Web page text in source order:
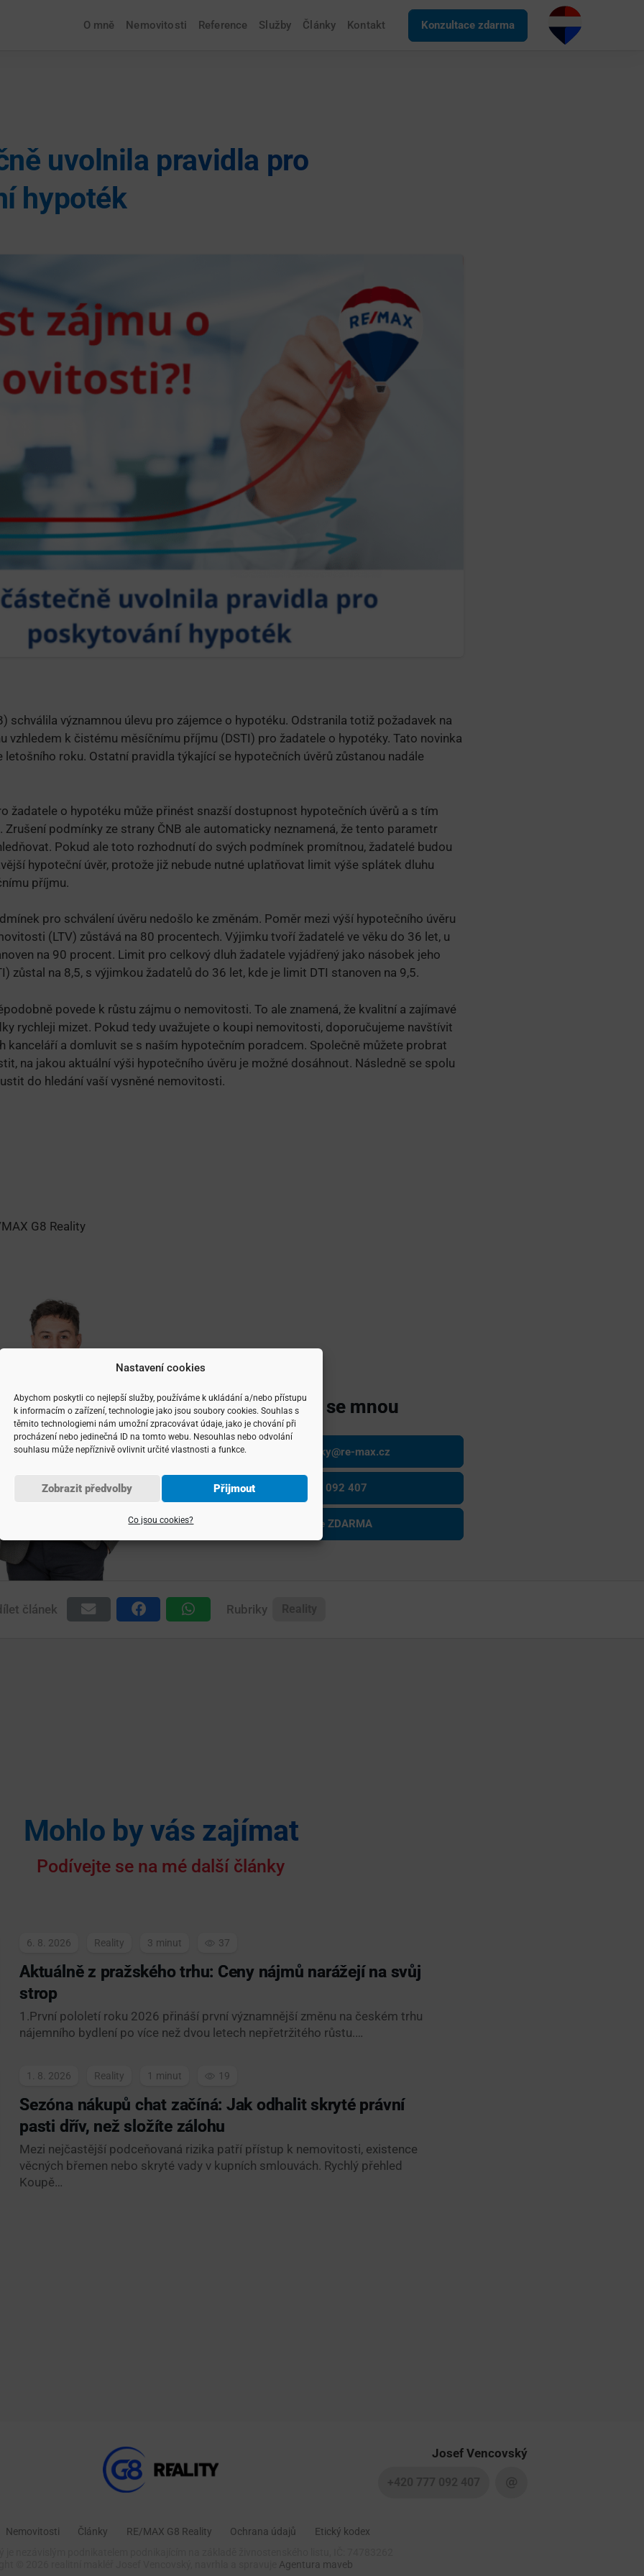
Nastavení cookies
Abychom poskytli co nejlepší služby, používáme k ukládání a/nebo přístupu
k informacím o zařízení, technologie jako jsou soubory cookies. Souhlas s
těmito technologiemi nám umožní zpracovávat údaje, jako je chování při
procházení nebo jedinečná ID na tomto webu. Nesouhlas nebo odvolání
souhlasu může nepříznivě ovlivnit určité vlastnosti a funkce.
Přijmout
Zobrazit předvolby
Co jsou cookies?
O mně Nemovitosti Reference Služby Články Kontakt Konzultace zdarma
uvolnila pravidla pro
hypoték
schválila významnou úlevu pro zájemce o hypotéku. Odstranila totiž požadavek na
vzhledem k čistému měsíčnímu příjmu (DSTI) pro žadatele o hypotéky. Tato novinka
letošního roku. Ostatní pravidla týkající se hypotečních úvěrů zůstanou nadále
žadatele o hypotéku může přinést snazší dostupnost hypotečních úvěrů a s tím
podmínky ze strany ČNB ale automaticky neznamená, že tento parametr
Pokud ale toto rozhodnutí do svých podmínek promítnou, žadatelé budou
hypoteční úvěr, protože již nebude nutné uplatňovat limit výše splátek dluhu
příjmu.
pro schválení úvěru nedošlo ke změnám. Poměr mezi výší hypotečního úvěru
(LTV) zůstává na 80 procentech. Výjimku tvoří žadatelé ve věku do 36 let, u
na 90 procent. Limit pro celkový dluh žadatele vyjádřený jako násobek jeho
zůstal na 8,5, s výjimkou žadatelů do 36 let, kde je limit DTI stanoven na 9,5.
povede k růstu zájmu o nemovitosti. To ale znamená, že kvalitní a zajímavé
rychleji mizet. Pokud tedy uvažujete o koupi nemovitosti, doporučujeme navštívit
kanceláří a domluvit se s naším hypotečním poradcem. Společně můžete probrat
na jakou aktuální výši hypotečního úvěru je možné dosáhnout. Následně se spolu
do hledání vaší vysněné nemovitosti.
G8 Reality
Spojte se se mnou
josef.vencovsky@re-max.cz
+420 777 092 407
Konzultace ZDARMA
článek Rubriky
Mohlo by vás zajímat
Podívejte se na mé další články
6. 8. 2026 Reality 3 37
Aktuálně z pražského trhu: Ceny nájmů narážejí na svůj
strop
1.První pololetí roku 2026 přináší první významnější změnu na českém trhu
nájemního bydlení po více než dvou letech nepřetržitého růstu.…
1. 8. 2026 Reality 1 19
Sezóna nákupů chat začíná: Jak odhalit skryté právní
pasti dřív, než složíte zálohu
Mezi nejčastější podceňovaná rizika patří přístup k nemovitosti, existence
věcných břemen nebo skryté vady v kupních smlouvách. Rychlý přehled
Koupě…
Josef Vencovský
Nemovitosti Články RE/MAX G8 Reality Ochrana údajů
Etický kodex
Agentura maveb